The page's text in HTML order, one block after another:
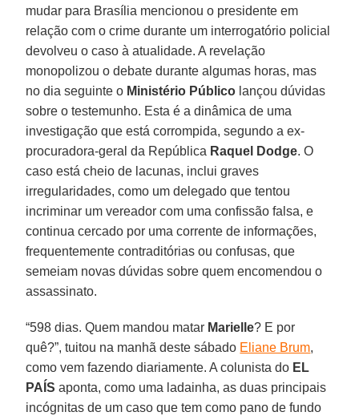
mudar para Brasília mencionou o presidente em
relação com o crime durante um interrogatório policial
devolveu o caso à atualidade. A revelação
monopolizou o debate durante algumas horas, mas
no dia seguinte o Ministério Público lançou dúvidas
sobre o testemunho. Esta é a dinâmica de uma
investigação que está corrompida, segundo a ex-
procuradora-geral da República Raquel Dodge. O
caso está cheio de lacunas, inclui graves
irregularidades, como um delegado que tentou
incriminar um vereador com uma confissão falsa, e
continua cercado por uma corrente de informações,
frequentemente contraditórias ou confusas, que
semeiam novas dúvidas sobre quem encomendou o
assassinato.
“598 dias. Quem mandou matar Marielle? E por
quê?”, tuitou na manhã deste sábado Eliane Brum,
como vem fazendo diariamente. A colunista do EL
PAÍS aponta, como uma ladainha, as duas principais
incógnitas de um caso que tem como pano de fundo